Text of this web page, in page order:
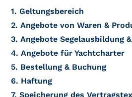
1. Geltungsbereich
2. Angebote von Waren &
3. Angebote Segelausbildung
4. Angebote für Yachtcharter
5. Bestellung & Buchung
6. Haftung
7. Speicherung des